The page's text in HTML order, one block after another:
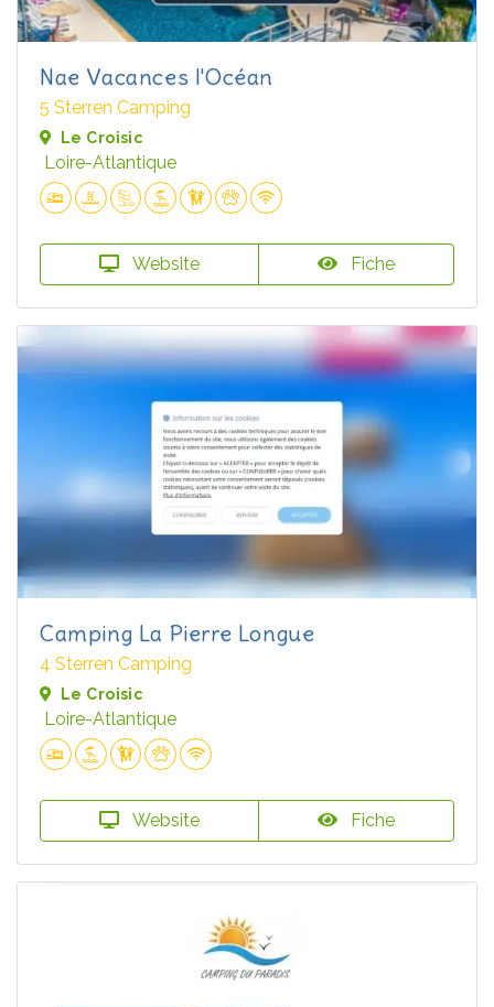
Nae Vacances l'Océan
5 Sterren Camping
Le Croisic
Loire-Atlantique
Website Fiche
Camping La Pierre Longue
4 Sterren Camping
Le Croisic
Loire-Atlantique
Website Fiche